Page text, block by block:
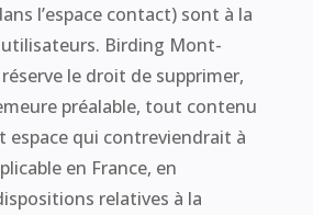
l’espace contact) sont à la
Birding Mont-
le droit de supprimer,
préalable, tout contenu
espace qui contreviendrait à
en France, en
relatives à la